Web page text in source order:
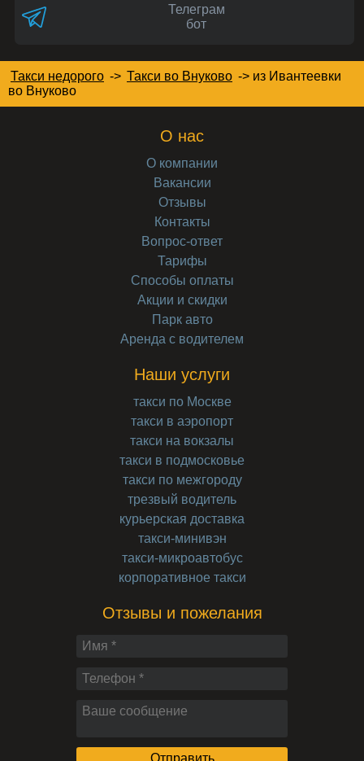
Телеграм
бот
Такси недорого -> Такси во Внуково -> из Ивантеевки
во Внуково
О нас
О компании
Вакансии
Отзывы
Контакты
Вопрос-ответ
Тарифы
Способы оплаты
Акции и скидки
Парк авто
Аренда с водителем
Наши услуги
такси по Москве
такси в аэропорт
такси на вокзалы
такси в подмосковье
такси по межгороду
трезвый водитель
курьерская доставка
такси-минивэн
такси-микроавтобус
корпоративное такси
Отзывы и пожелания